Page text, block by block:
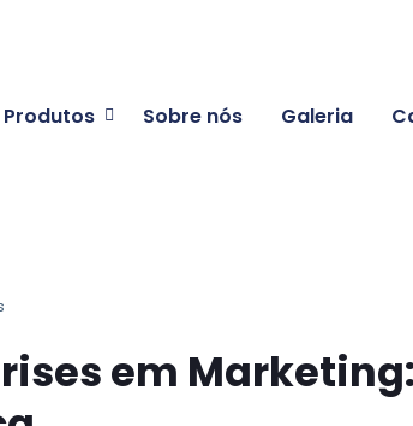
Produtos Sobre nós Galeria
em